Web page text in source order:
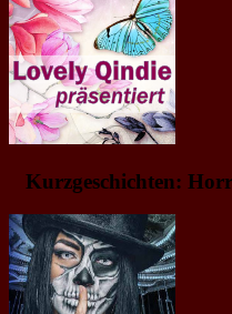
Kurzgeschichten: